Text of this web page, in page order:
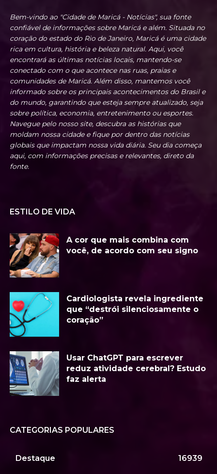
Bem-vindo ao "Cidade de Maricá - Notícias", sua fonte
confiável de informações sobre Maricá e além. Situada no
coração do estado do Rio de Janeiro, Maricá é uma cidade
rica em cultura, história e beleza natural. Aqui, você
encontrará as últimas notícias locais, mantendo-se
conectado com o que acontece nas ruas, praias e
comunidades de Maricá. Além disso, mantemos você
informado sobre os principais acontecimentos do Brasil e
do mundo, garantindo que esteja sempre atualizado, seja
sobre política, economia, entretenimento ou esportes.
Navegue pelo nosso site, descubra as histórias que
moldam nossa cidade e fique por dentro das notícias
globais que impactam nossa vida diária. Seu dia começa
aqui, com informações precisas e relevantes, direto da
fonte.
ESTILO DE VIDA
A cor que mais combina com
você, de acordo com seu signo
Cardiologista revela ingrediente
que “destrói silenciosamente o
coração”
Usar ChatGPT para escrever
reduz atividade cerebral? Estudo
faz alerta
CATEGORIAS POPULARES
Destaque 16939